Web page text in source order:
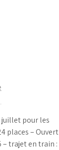
juillet pour les
places – Ouvert
– trajet en train :